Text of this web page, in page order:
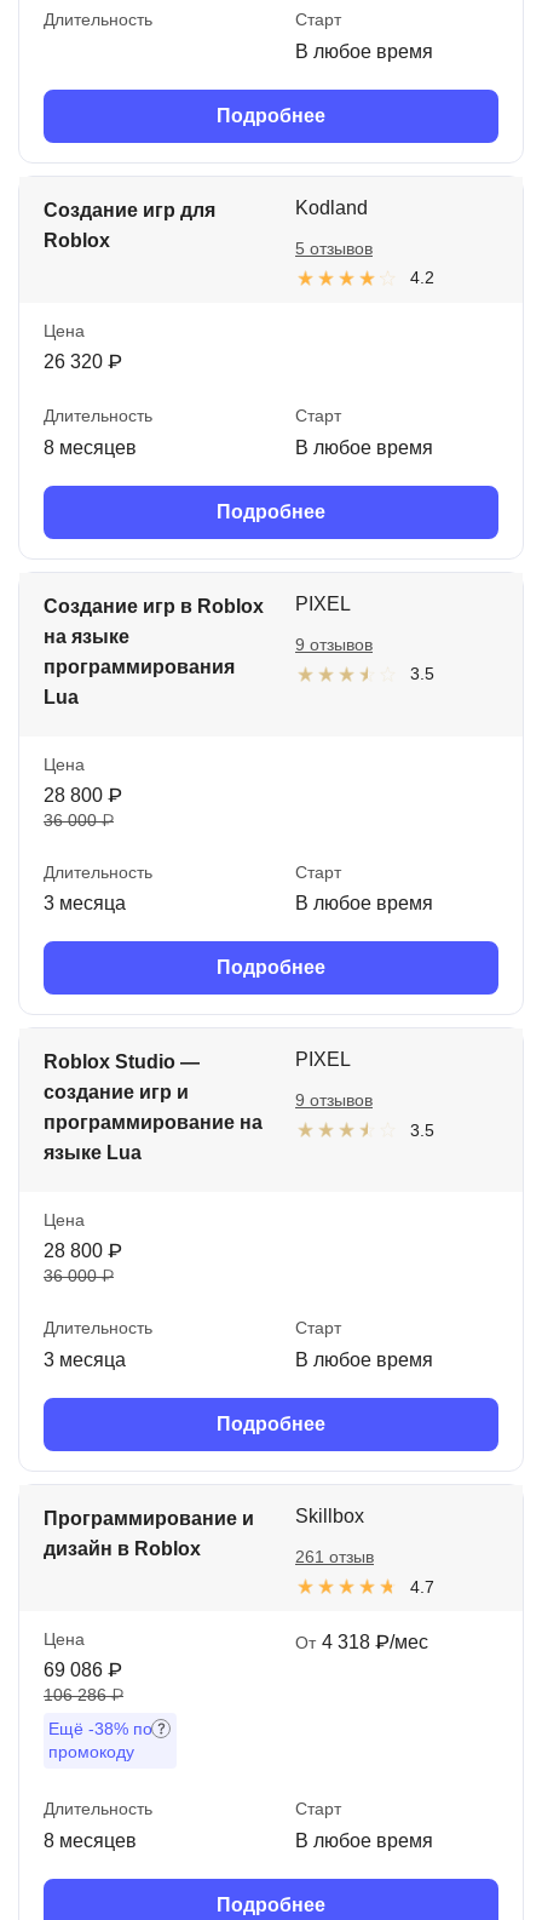
Длительность Старт
В любое время
Подробнее
Создание игр для
Roblox
Kodland
4.2
5 отзывов
Цена
26 320 ₽
Длительность
8 месяцев
Старт
В любое время
Подробнее
Создание игр в Roblox
на языке
программирования
Lua
PIXEL
3.5
9 отзывов
Цена
28 800 ₽
36 000 ₽
Длительность
3 месяца
Старт
В любое время
Подробнее
Roblox Studio —
создание игр и
программирование на
языке Lua
PIXEL
3.5
9 отзывов
Цена
28 800 ₽
36 000 ₽
Длительность
3 месяца
Старт
В любое время
Подробнее
Программирование и
дизайн в Roblox
Skillbox
4.7
261 отзыв
Цена
69 086 ₽
106 286 ₽
Ещё -38% по
промокоду
От 4 318 ₽/мес
Длительность
8 месяцев
Старт
В любое время
Подробнее